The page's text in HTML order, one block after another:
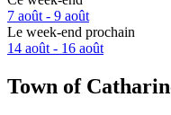
7 août - 9 août
Le week-end prochain
14 août - 16 août
Town of